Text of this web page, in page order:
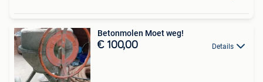
Betonmolen Moet weg!
€ 100,00 Details